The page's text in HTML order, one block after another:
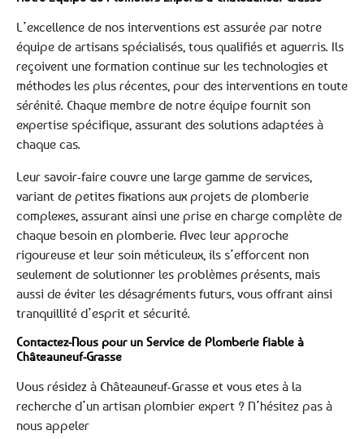
L’excellence de nos interventions est assurée par notre
équipe de artisans spécialisés, tous qualifiés et aguerris. Ils
reçoivent une formation continue sur les technologies et
méthodes les plus récentes, pour des interventions en toute
sérénité. Chaque membre de notre équipe fournit son
expertise spécifique, assurant des solutions adaptées à
chaque cas.
Leur savoir-faire couvre une large gamme de services,
variant de petites fixations aux projets de plomberie
complexes, assurant ainsi une prise en charge complète de
chaque besoin en plomberie. Avec leur approche
rigoureuse et leur soin méticuleux, ils s’efforcent non
seulement de solutionner les problèmes présents, mais
aussi de éviter les désagréments futurs, vous offrant ainsi
tranquillité d’esprit et sécurité.
Contactez-Nous pour un Service de Plomberie Fiable à
Châteauneuf-Grasse
Vous résidez à Châteauneuf-Grasse et vous etes à la
recherche d’un artisan plombier expert ? N’hésitez pas à
nous appeler